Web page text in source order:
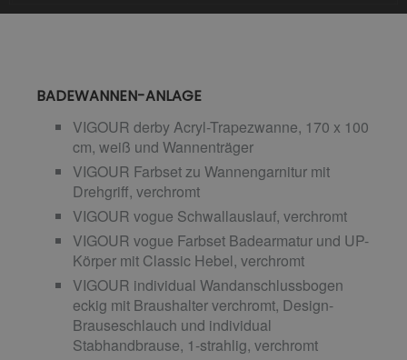
BADEWANNEN-ANLAGE
VIGOUR derby Acryl-Trapezwanne, 170 x 100
cm, weiß und Wannenträger
VIGOUR Farbset zu Wannengarnitur mit
Drehgriff, verchromt
VIGOUR vogue Schwallauslauf, verchromt
VIGOUR vogue Farbset Badearmatur und UP-
Körper mit Classic Hebel, verchromt
VIGOUR individual Wandanschlussbogen
eckig mit Braushalter verchromt, Design-
Brauseschlauch und individual
Stabhandbrause, 1-strahlig, verchromt